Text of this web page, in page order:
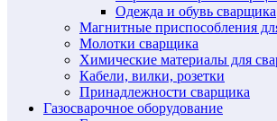
Одежда и обувь сварщика
Магнитные приспособления
Молотки сварщика
Химические материалы для
Кабели, вилки, розетки
Принадлежности сварщика
Газосварочное оборудование